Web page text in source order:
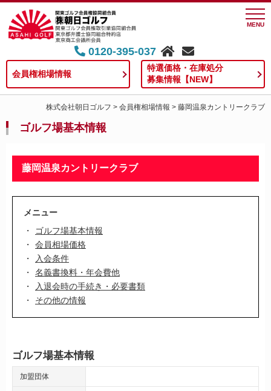
MENU
0120-395-037
会員権相場情報
特選価格・在庫処分
募集情報【NEW】
株式会社朝日ゴルフ > 会員権相場情報 > 藤岡温泉カントリークラブ
ゴルフ場基本情報
藤岡温泉カントリークラブ
メニュー
ゴルフ場基本情報
会員相場価格
入会条件
名義書換料・年会費他
入退会時の手続き・必要書類
その他の情報
ゴルフ場基本情報
加盟団体